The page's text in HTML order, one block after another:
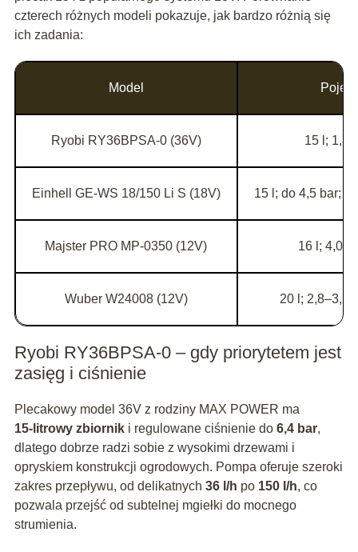
czterech różnych modeli pokazuje, jak bardzo różnią się
ich zadania:
Model
Ryobi RY36BPSA-0 (36V) 15 l;
Einhell GE-WS 18/150 Li S (18V) 15 l; do 4,5 bar;
Majster PRO MP-0350 (12V) 16 l;
Wuber W24008 (12V) 20 l; 2,8–3,2
Ryobi RY36BPSA‑0 – gdy priorytetem jest
zasięg i ciśnienie
Plecakowy model 36V z rodziny MAX POWER ma
15‑litrowy zbiorniki regulowane ciśnienie do 6,4 bar,
dlatego dobrze radzi sobie z wysokimi drzewami i
opryskiem konstrukcji ogrodowych. Pompa oferuje szeroki
zakres przepływu, od delikatnych 36 l/h po 150 l/h, co
pozwala przejść od subtelnej mgiełki do mocnego
strumienia.